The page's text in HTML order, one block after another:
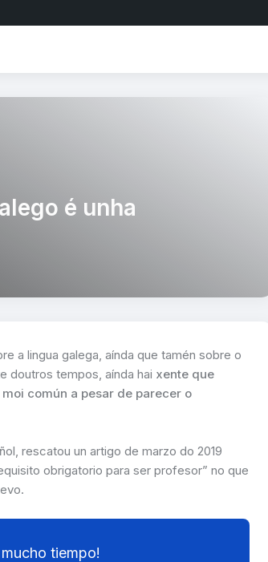
é unha
a lingua galega, aínda que tamén sobre o
doutros tempos, aínda hai xente que
común a pesar de parecer o
rescatou un artigo de marzo do 2019
obrigatorio para ser profesor” no que
tiempo!